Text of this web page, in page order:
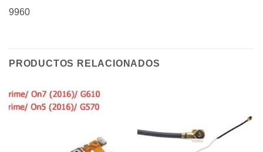
9960
PRODUCTOS RELACIONADOS